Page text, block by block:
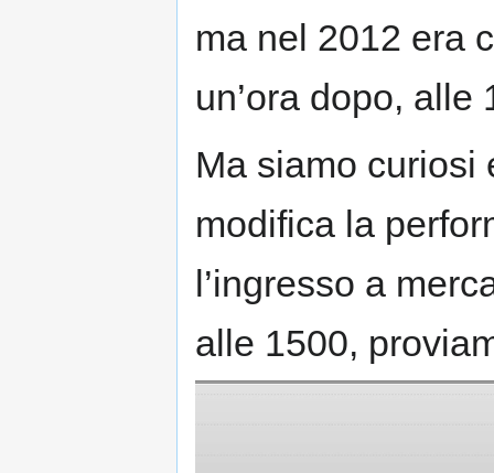
ma nel 2012 era
un’ora dopo, alle
Ma siamo curiosi
modifica la
l’ingresso a
alle 1500,